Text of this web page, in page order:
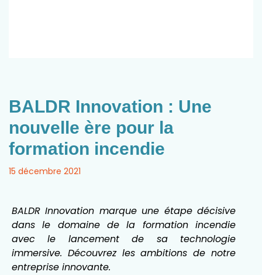
BALDR Innovation : Une
nouvelle ère pour la
formation incendie
15 décembre 2021
BALDR Innovation marque une étape décisive
dans le domaine de la formation incendie
avec le lancement de sa technologie
immersive. Découvrez les ambitions de notre
entreprise innovante.